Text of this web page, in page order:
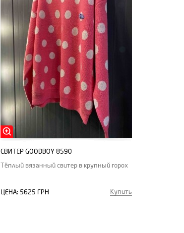
СВИТЕР GOODBOY 8590
Тёплый вязанный свитер в крупный горох
ЦЕНА: 5625 ГРН Купить